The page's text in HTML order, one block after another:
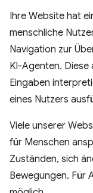
Ihre Website hat
menschliche
Navigation zur
KI-Agenten. Diese
Eingaben
eines Nutzers
Viele unserer
für Menschen
Zuständen, sich
Bewegungen. Für